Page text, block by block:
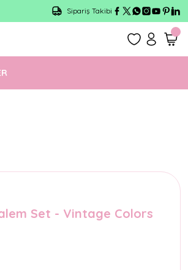
Sipariş Takibi
Set - Vintage Colors